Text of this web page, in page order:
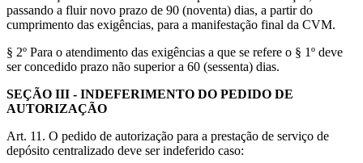
passando a fluir novo prazo de 90 (noventa) dias, a partir do
cumprimento das exigências, para a manifestação final da CVM.
§ 2º Para o atendimento das exigências a que se refere o § 1º deve
ser concedido prazo não superior a 60 (sessenta) dias.
SEÇÃO III - INDEFERIMENTO DO PEDIDO DE
AUTORIZAÇÃO
Art. 11. O pedido de autorização para a prestação de serviço de
depósito centralizado deve ser indeferido caso: